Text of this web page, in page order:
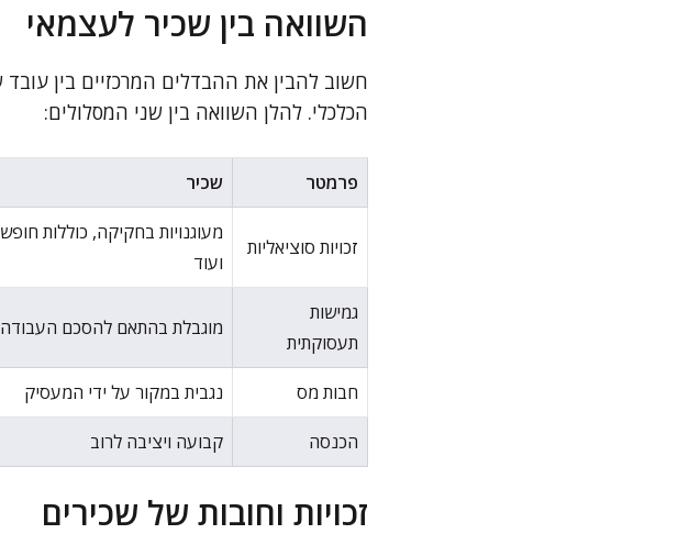
השוואה בין שכיר לעצמאי
חשוב להבין את ההבדלים המרכזיים בין עובד
הכלכלי. להלן השוואה בין שני המסלולים:
פרמטר שכיר
זכויות סוציאליות
מעוגנויות בחקיקה, כוללות
ועוד
גמישות
תעסוקתית
מוגבלת בהתאם להסכם העבודה
חבות מס נגבית במקור על ידי המעסיק
הכנסה קבועה ויציבה לרוב
זכויות וחובות של שכירים